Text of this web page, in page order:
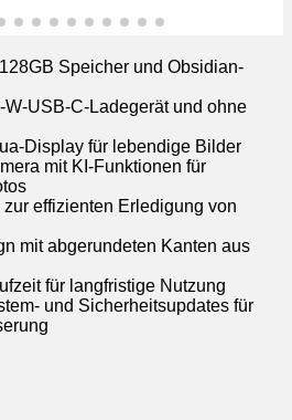
Speicher und Obsidian-
W-USB-C-Ladegerät und ohne
Display für lebendige Bilder
mit KI-Funktionen für
zur effizienten Erledigung von
mit abgerundeten Kanten aus
für langfristige Nutzung
und Sicherheitsupdates für